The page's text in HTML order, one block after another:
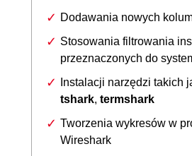
Dodawania nowych
Stosowania filtrowania
przeznaczonych do
Instalacji narzędzi takich
tshark, termshark
Tworzenia wykresów w
Wireshark